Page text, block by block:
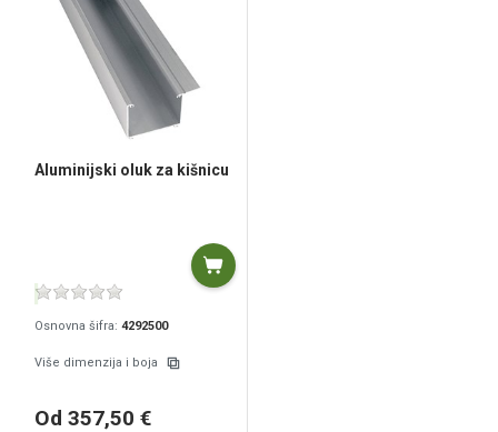
Aluminijski oluk za kišnicu
Osnovna šifra: 4292500
Više dimenzija i boja
Od 357,50 €